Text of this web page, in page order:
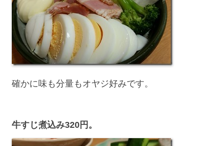
確かに味も分量もオヤジ好みです。
牛すじ煮込み320円。